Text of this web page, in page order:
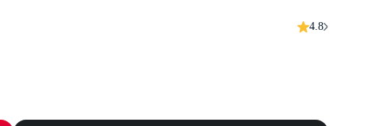
4.8